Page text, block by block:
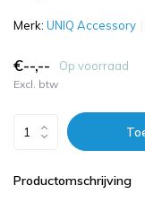
Merk: UNIQ Accessory
€--,-- Op voorraad
Excl. btw
Productomschrijving